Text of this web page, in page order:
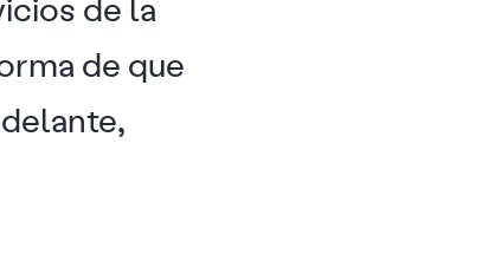
de que